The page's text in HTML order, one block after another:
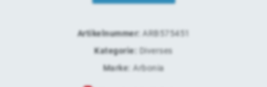
Artikelnummer: ARB575451
Kategorie:
Diverses
Marke: Arbonia